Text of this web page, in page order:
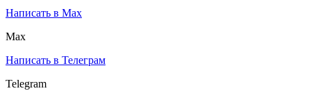
Написать в Max
Max
Написать в Телеграм
Telegram